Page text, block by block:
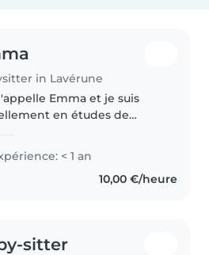
in Lavérune
Emma et je suis
en études de
sage-femme. J'aime
le contact avec les
et j'ai toujours apprécié
< 1 an
10,00 €/heure
sitter